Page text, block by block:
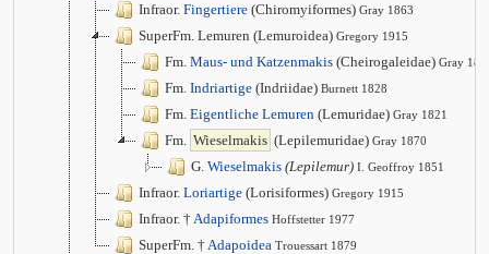
Infraor. Fingertiere (Chiromyiformes) Gray 1863
SuperFm. Lemuren (Lemuroidea) Gregory 1915
Fm. Maus- und Katzenmakis (Cheirogaleidae) Gray
Fm. Indriartige (Indriidae) Burnett 1828
Fm. Eigentliche Lemuren (Lemuridae) Gray 1821
Fm. Wieselmakis (Lepilemuridae) Gray 1870
G. Wieselmakis (Lepilemur) I. Geoffroy 1851
Infraor. Loriartige (Lorisiformes) Gregory 1915
Infraor. † Adapiformes Hoffstetter 1977
SuperFm. † Adapoidea Trouessart 1879